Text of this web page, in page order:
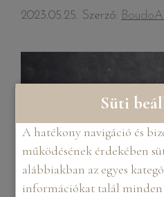
Süti
A hatékony navigáció és
működésének érdekében
alábbiakban az egyes
információkat talál minden
2023.05.25. Szerző: